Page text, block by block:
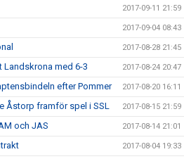
2017-09-11 21:59
2017-09-04 08:43
2017-08-28 21:45
med 6-3 2017-08-24 20:47
efter Pommer 2017-08-20 16:11
Åstorp framför spel i SSL 2017-08-15 21:59
och JAS 2017-08-14 21:01
2017-08-04 19:33